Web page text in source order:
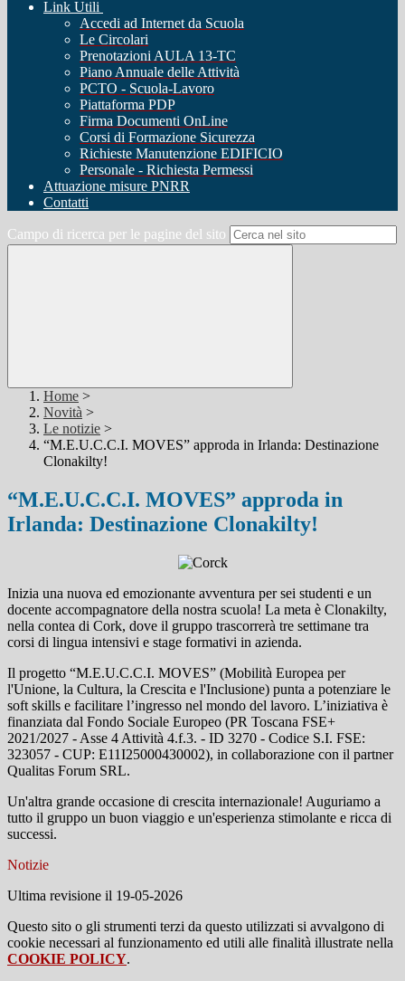
Link Utili
Accedi ad Internet da Scuola
Le Circolari
Prenotazioni AULA 13-TC
Piano Annuale delle Attività
PCTO - Scuola-Lavoro
Piattaforma PDP
Firma Documenti OnLine
Corsi di Formazione Sicurezza
Richieste Manutenzione EDIFICIO
Personale - Richiesta Permessi
Attuazione misure PNRR
Contatti
Campo di ricerca per le pagine del sito
Home >
Novità >
Le notizie >
“M.E.U.C.C.I. MOVES” approda in Irlanda: Destinazione
Clonakilty!
“M.E.U.C.C.I. MOVES” approda in
Irlanda: Destinazione Clonakilty!
Inizia una nuova ed emozionante avventura per sei studenti e un
docente accompagnatore della nostra scuola! La meta è Clonakilty,
nella contea di Cork, dove il gruppo trascorrerà tre settimane tra
corsi di lingua intensivi e stage formativi in azienda.
Il progetto “M.E.U.C.C.I. MOVES” (Mobilità Europea per
l'Unione, la Cultura, la Crescita e l'Inclusione) punta a potenziare le
soft skills e facilitare l’ingresso nel mondo del lavoro. L’iniziativa è
finanziata dal Fondo Sociale Europeo (PR Toscana FSE+
2021/2027 - Asse 4 Attività 4.f.3. - ID 3270 - Codice S.I. FSE:
323057 - CUP: E11I25000430002), in collaborazione con il partner
Qualitas Forum SRL.
Un'altra grande occasione di crescita internazionale! Auguriamo a
tutto il gruppo un buon viaggio e un'esperienza stimolante e ricca di
successi.
Notizie
Ultima revisione il 19-05-2026
Questo sito o gli strumenti terzi da questo utilizzati si avvalgono di
cookie necessari al funzionamento ed utili alle finalità illustrate nella
COOKIE POLICY.